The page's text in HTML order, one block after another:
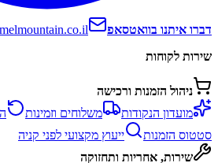
דברו איתנו בוואטסאפ
שירות לקוחות
ניהול הזמנות ורכישה
מועדון הנקודות
משלוחים וזמינות
סטטוס הזמנות
ייעוץ מקצועי לפני קניה
שירות, אחריות ותחזוקה